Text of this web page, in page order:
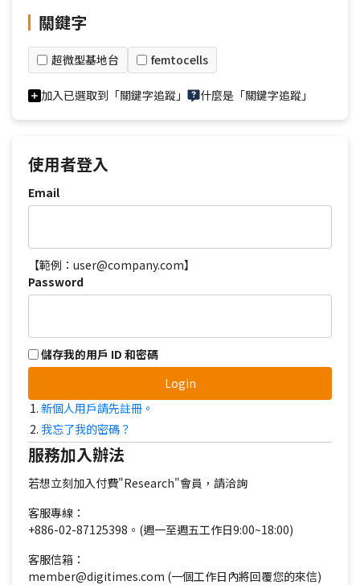
關鍵字
超微型基地台 femtocells
加入已選取到「關鍵字追蹤」 什麼是「關鍵字追蹤」
使用者登入
Email
【範例：user@company.com】
Password
儲存我的用戶 ID 和密碼
Login
新個人用戶請先註冊。
我忘了我的密碼？
服務加入辦法
若想立刻加入付費"Research"會員，請洽詢
客服專線：
+886-02-87125398。(週一至週五工作日9:00~18:00)
客服信箱：
member@digitimes.com (一個工作日內將回覆您的來信)